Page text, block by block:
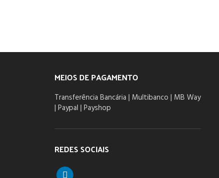
MEIOS DE PAGAMENTO
Transferência Bancária | Multibanco | MB Way
| Paypal | Payshop
REDES SOCIAIS
linkedin